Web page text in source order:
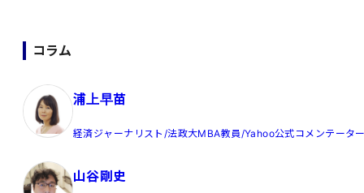
コラム
浦上早苗
経済ジャーナリスト/法政大MBA教員/Yahoo公式コメンテータ
山谷剛史